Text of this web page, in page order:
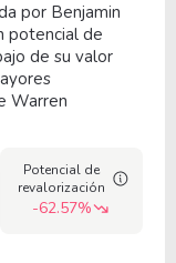
por Benjamin
potencial de
de su valor
Warren
Potencial de
revalorización
-62.57%